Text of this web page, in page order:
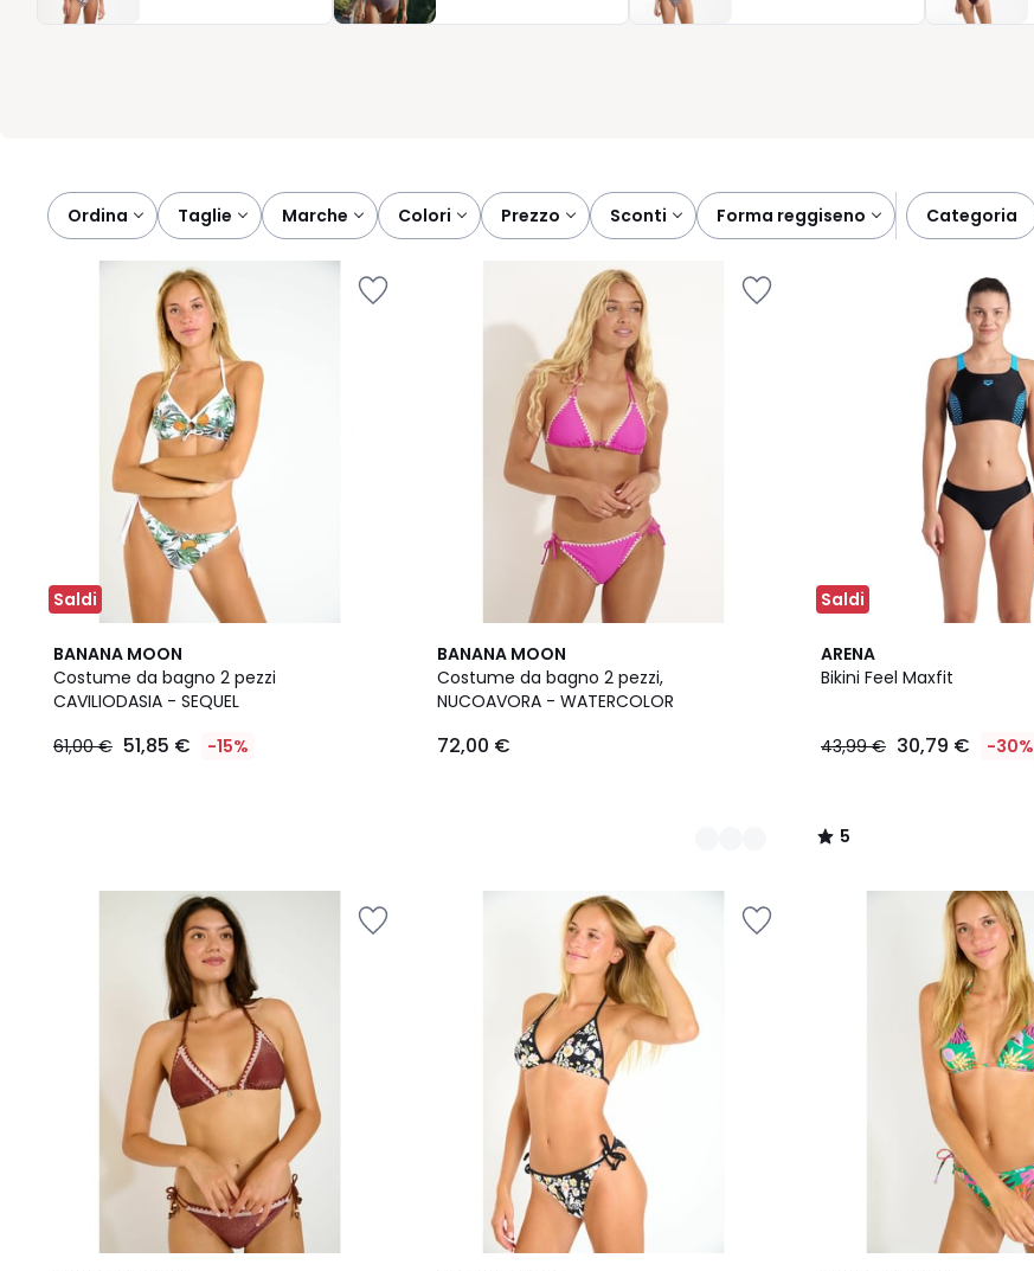
bagno che vi rispecchia, pratico, elegante e pronto ad accompagnarvi in ogni momento di relax.
Ordina taglie marche colori prezzo sconti forma reggiseno categoria
Saldi
BANANA MOON
Costume da bagno 2 pezzi
CAVILIODASIA - SEQUEL
€
61,00 € 51,85 € -15%
BANANA MOON
Costume da bagno 2 pezzi,
NUCOAVORA - WATERCOLOR
72,00 €
3
Colori
Saldi
ARENA
Bikini Feel Maxfit
43,99 € 30,79 € -30%
5
/
5
/